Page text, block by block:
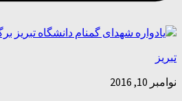
تبریز
نوامبر 10, 2016